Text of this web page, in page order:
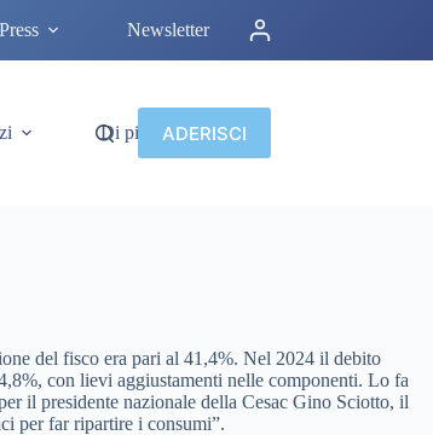
Press Newsletter
Di più ADERISCI
del fisco era pari al 41,4%. Nel 2024 il debito
con lievi aggiustamenti nelle componenti. Lo fa
il presidente nazionale della Cesac Gino Sciotto, il
per far ripartire i consumi”.